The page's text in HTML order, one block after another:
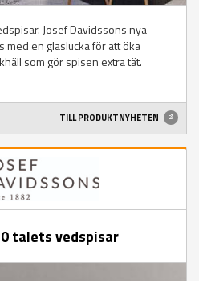
Josef Davidssons nya
en glaslucka för att öka
som gör spisen extra tät.
TILL PRODUKTNYHETEN
20 talets vedspisar